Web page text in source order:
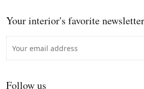
Your interior's favorite newsletter
Follow us